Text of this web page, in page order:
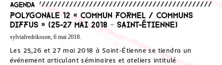
Agenda
Polygonale 12 « Commun formel / Communs
diffus » (25-27 mai 2018 – Saint-Étienne)
sylviafredriksson, 6 mai 2018.
Les 25,26 et 27 mai 2018 à Saint-Étienne se tiendra un
événement articulant séminaires et ateliers intitulé